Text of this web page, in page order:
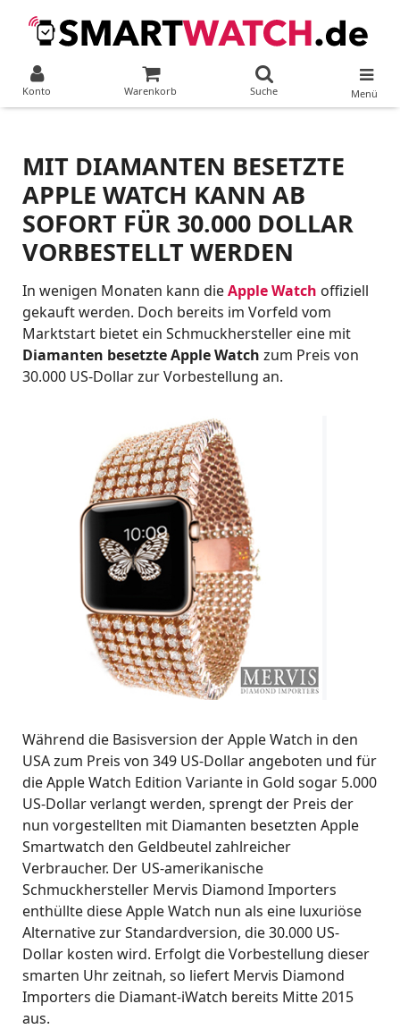
Konto Warenkorb Suche Menü
MIT DIAMANTEN BESETZTE
APPLE WATCH KANN AB
SOFORT FÜR 30.000 DOLLAR
VORBESTELLT WERDEN
In wenigen Monaten kann dieApple Watch offiziell
gekauft werden. Doch bereits im Vorfeld vom
Marktstart bietet ein Schmuckhersteller eine mit
Diamanten besetzte Apple Watch zum Preis von
30.000 US-Dollar zur Vorbestellung an.
Während die Basisversion der Apple Watch in den
USA zum Preis von 349 US-Dollar angeboten und für
die Apple Watch Edition Variante in Gold sogar 5.000
US-Dollar verlangt werden, sprengt der Preis der
nun vorgestellten mit Diamanten besetzten Apple
Smartwatch den Geldbeutel zahlreicher
Verbraucher. Der US-amerikanische
Schmuckhersteller Mervis Diamond Importers
enthüllte diese Apple Watch nun als eine luxuriöse
Alternative zur Standardversion, die 30.000 US-
Dollar kosten wird. Erfolgt die Vorbestellung dieser
smarten Uhr zeitnah, so liefert Mervis Diamond
Importers die Diamant-iWatch bereits Mitte 2015
aus.